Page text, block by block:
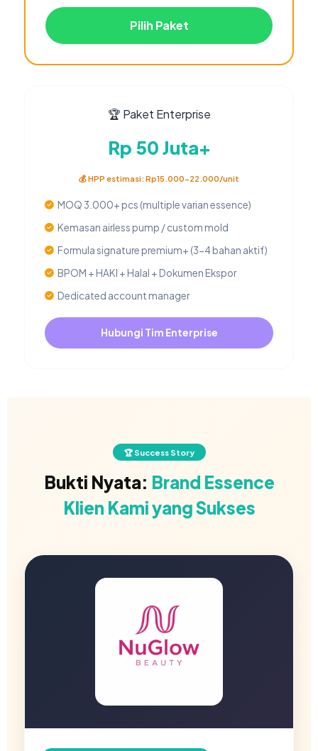
Pilih Paket
🏆 Paket Enterprise
Rp 50 Juta+
💰 HPP estimasi: Rp15.000-22.000/unit
MOQ 3.000+ pcs (multiple varian essence)
Kemasan airless pump / custom mold
Formula signature premium+ (3-4 bahan aktif)
BPOM + HAKI + Halal + Dokumen Ekspor
Dedicated account manager
Hubungi Tim Enterprise
🏆 Success Story
Bukti Nyata: Brand Essence
Klien Kami yang Sukses